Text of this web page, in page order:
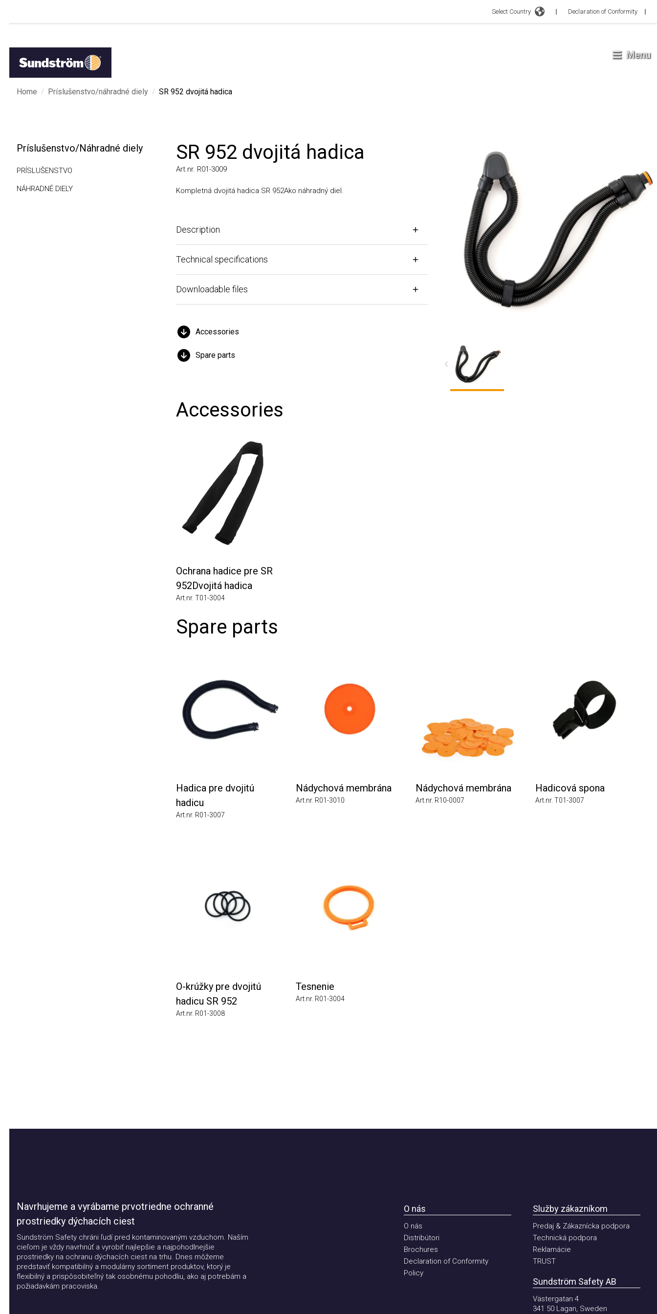
Select Country Declaration of Conformity
Menu
Home / Príslušenstvo/náhradné diely / SR 952 dvojitá hadica
Príslušenstvo/Náhradné diely
PRÍSLUŠENSTVO
NÁHRADNÉ DIELY
SR 952 dvojitá hadica
Art.nr. R01-3009
Kompletná dvojitá hadica SR 952Ako náhradný diel.
Description
Technical specifications
Downloadable files
Accessories
Spare parts
Accessories
Ochrana hadice pre SR
952Dvojitá hadica
Art.nr. T01-3004
Spare parts
Hadica pre dvojitú
hadicu
Art.nr. R01-3007
Nádychová membrána
Art.nr. R01-3010
Nádychová membrána
Art.nr. R10-0007
Hadicová spona
Art.nr. T01-3007
O-krúžky pre dvojitú
hadicu SR 952
Art.nr. R01-3008
Tesnenie
Art.nr. R01-3004
Navrhujeme a vyrábame prvotriedne ochranné
prostriedky dýchacích ciest
Sundström Safety chráni ľudí pred kontaminovaným vzduchom. Naším
cieľom je vždy navrhnúť a vyrobiť najlepšie a najpohodlnejšie
prostriedky na ochranu dýchacích ciest na trhu. Dnes môžeme
predstaviť kompatibilný a modulárny sortiment produktov, ktorý je
flexibilný a prispôsobiteľný tak osobnému pohodliu, ako aj potrebám a
požiadavkám pracoviska.
O nás
O nás
Distribútori
Brochures
Declaration of Conformity
Policy
Služby zákazníkom
Predaj & Zákaznícka podpora
Technická podpora
Reklamácie
TRUST
Sundström Safety AB
Västergatan 4
341 50 Lagan, Sweden